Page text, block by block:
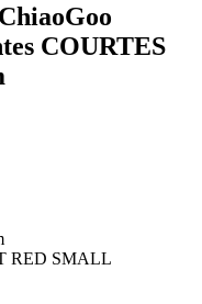
COURTES
RED SMALL